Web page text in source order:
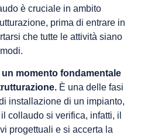
è cruciale in ambito
prima di entrare in
che tutte le attività siano
un momento fondamentale
È una delle fasi
installazione di un impianto,
collaudo si verifica, infatti, il
progettuali e si accerta la